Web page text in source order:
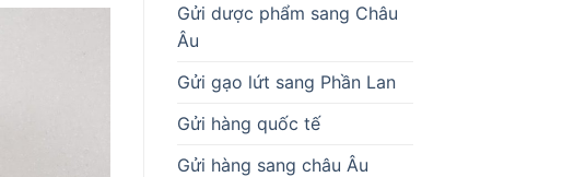
Gửi dược phẩm sang Châu
Âu
Gửi gạo lứt sang Phần Lan
Gửi hàng quốc tế
Gửi hàng sang châu Âu